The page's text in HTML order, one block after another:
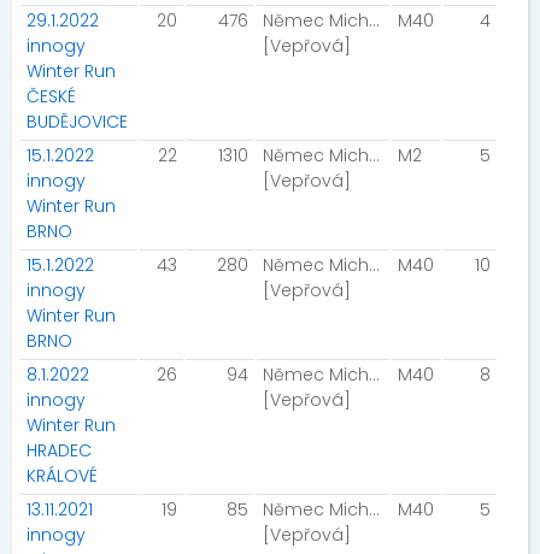
29.1.2022
innogy
Winter Run
ČESKÉ
BUDĚJOVICE
20 476
Němec Michal
[Vepřová]
M40 4
15.1.2022
innogy
Winter Run
BRNO
22 1310
Němec Michal
[Vepřová]
M2 5
15.1.2022
innogy
Winter Run
BRNO
43 280
Němec Michal
[Vepřová]
M40 10
8.1.2022
innogy
Winter Run
HRADEC
KRÁLOVÉ
26 94
Němec Michal
[Vepřová]
M40 8
13.11.2021
innogy
19 85
Němec Michal
[Vepřová]
M40 5